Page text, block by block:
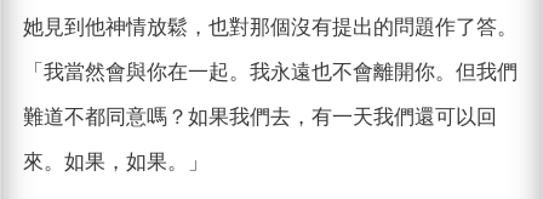
她見到他神情放鬆，也對那個沒有提出的問題作了答。
「我當然會與你在一起。我永遠也不會離開你。但我們
難道不都同意嗎？如果我們去，有一天我們還可以回
來。如果，如果。」